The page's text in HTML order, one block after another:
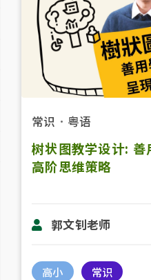
常识 ． 粤语
树状图教学设计: 善
高阶思维策略
郭文钊老师
高小 常识